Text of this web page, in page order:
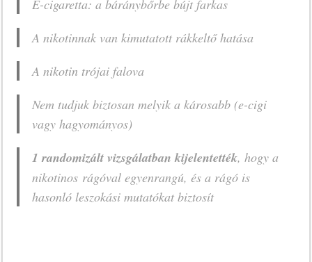
E-cigaretta: a báránybőrbe bújt farkas
A nikotinnak van kimutatott rákkeltő hatása
A nikotin trójai falova
Nem tudjuk biztosan melyik a károsabb (e-cigi
vagy hagyományos)
1 randomizált vizsgálatban kijelentették, hogy a
nikotinos rágóval egyenrangú, és a rágó is
hasonló leszokási mutatókat biztosít